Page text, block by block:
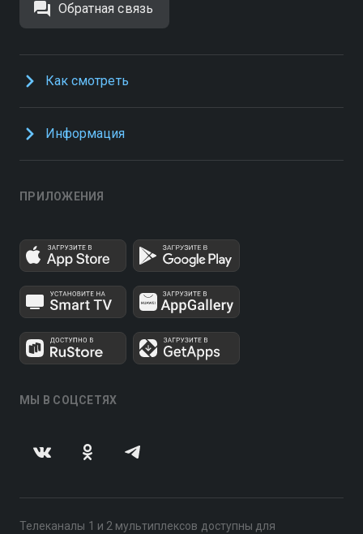
Обратная связь
Как смотреть
Информация
ПРИЛОЖЕНИЯ
МЫ В СОЦСЕТЯХ
Телеканалы 1 и 2 мультиплексов доступны для